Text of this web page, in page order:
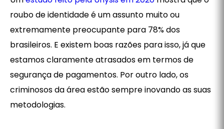
roubo de identidade é um assunto muito ou
extremamente preocupante para 78% dos
brasileiros. E existem boas razões para isso, já que
estamos claramente atrasados em termos de
segurança de pagamentos. Por outro lado, os
criminosos da área estão sempre inovando as suas
metodologias.